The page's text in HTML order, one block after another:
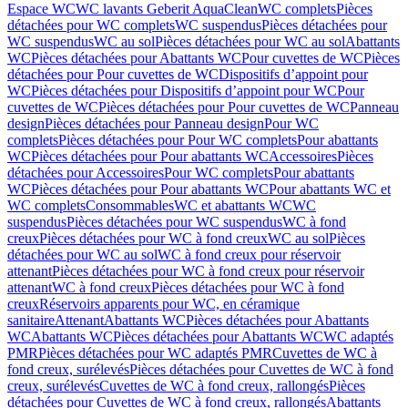
Espace WCWC lavants Geberit AquaCleanWC completsPièces
détachées pour WC completsWC suspendusPièces détachées pour
WC suspendusWC au solPièces détachées pour WC au solAbattants
WCPièces détachées pour Abattants WCPour cuvettes de WCPièces
détachées pour Pour cuvettes de WCDispositifs d’appoint pour
WCPièces détachées pour Dispositifs d’appoint pour WCPour
cuvettes de WCPièces détachées pour Pour cuvettes de WCPanneau
designPièces détachées pour Panneau designPour WC
completsPièces détachées pour Pour WC completsPour abattants
WCPièces détachées pour Pour abattants WCAccessoiresPièces
détachées pour AccessoiresPour WC completsPour abattants
WCPièces détachées pour Pour abattants WCPour abattants WC et
WC completsConsommablesWC et abattants WCWC
suspendusPièces détachées pour WC suspendusWC à fond
creuxPièces détachées pour WC à fond creuxWC au solPièces
détachées pour WC au solWC à fond creux pour réservoir
attenantPièces détachées pour WC à fond creux pour réservoir
attenantWC à fond creuxPièces détachées pour WC à fond
creuxRéservoirs apparents pour WC, en céramique
sanitaireAttenantAbattants WCPièces détachées pour Abattants
WCAbattants WCPièces détachées pour Abattants WCWC adaptés
PMRPièces détachées pour WC adaptés PMRCuvettes de WC à
fond creux, surélevésPièces détachées pour Cuvettes de WC à fond
creux, surélevésCuvettes de WC à fond creux, rallongésPièces
détachées pour Cuvettes de WC à fond creux, rallongésAbattants